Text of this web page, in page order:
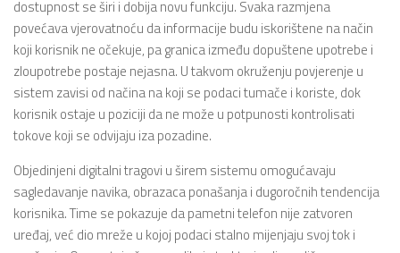
dostupnost se širi i dobija novu funkciju. Svaka razmjena
povećava vjerovatnoću da informacije budu iskorištene na način
koji korisnik ne očekuje, pa granica između dopuštene upotrebe i
zloupotrebe postaje nejasna. U takvom okruženju povjerenje u
sistem zavisi od načina na koji se podaci tumače i koriste, dok
korisnik ostaje u poziciji da ne može u potpunosti kontrolisati
tokove koji se odvijaju iza pozadine.
Objedinjeni digitalni tragovi u širem sistemu omogućavaju
sagledavanje navika, obrazaca ponašanja i dugoročnih tendencija
korisnika. Time se pokazuje da pametni telefon nije zatvoren
uređaj, već dio mreže u kojoj podaci stalno mijenjaju svoj tok i